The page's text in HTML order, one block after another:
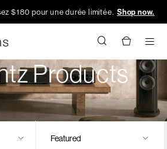
$180 pour une durée limitée. Shop now.
Products